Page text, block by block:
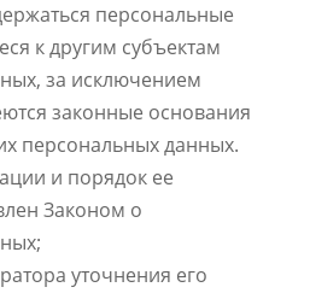
персональные
к другим субъектам
за исключением
законные основания
персональных данных.
и порядок ее
Законом о
уточнения его